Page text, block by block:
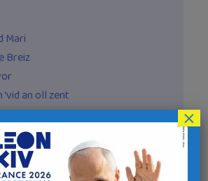
Mari
Breiz
‘vid an oll zent
(diwar ar Zalm 83)
o Tad, Evid santez Anna
×